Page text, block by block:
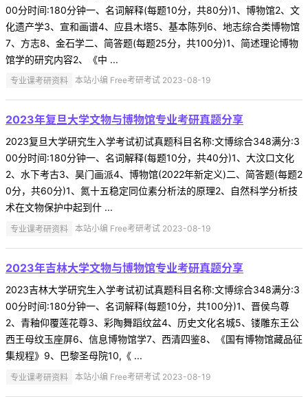
00分时间:180分钟一、名词解释(每题10分，共80分)1、博物馆2、文
化遗产学3、宣和画谱4、应县木塔5、基本陈列6、地志综合类博物馆
7、方志8、金石学二、简答题(每题25分，共100分)1、简述理论博物
馆学的研究内容2、《中 ...
专业课考研资料 本站小编 Free考研考试 2023-08-19
2023年复旦大学文物与博物馆专业考研真题分享
2023复旦大学研究生入学考试初试真题科目名称:文博综合348满分:3
00分时间:180分钟一、名词解释(每题10分，共40分)1、大汶口文化
2、水下考古3、昊门画派4、博物馆(2022年新定义)二、简答题(每题2
0分，共60分)1、氮十五稳定同位素分析法的原理2、自然科学分析技
术在文物保护中起到什 ...
专业课考研资料 本站小编 Free考研考试 2023-08-19
2023年吉林大学文物与博物馆专业考研真题分享
2023吉林大学研究生入学考试初试真题科目名称:文博综合348满分:3
00分时间:180分钟一、名词解释(每题10分，共100分)1、晋侯鸟尊
2、青釉仰覆莲花尊3、彩陶舞蹈纹盆4、历史文化名城5、镂雕东王公
西王母纹玉座屏6、信息博物馆学7、西清四鉴8、《国有博物馆藏品征
集规程》9、巴黎圣母院10,《 ...
专业课考研资料 本站小编 Free考研考试 2023-08-19